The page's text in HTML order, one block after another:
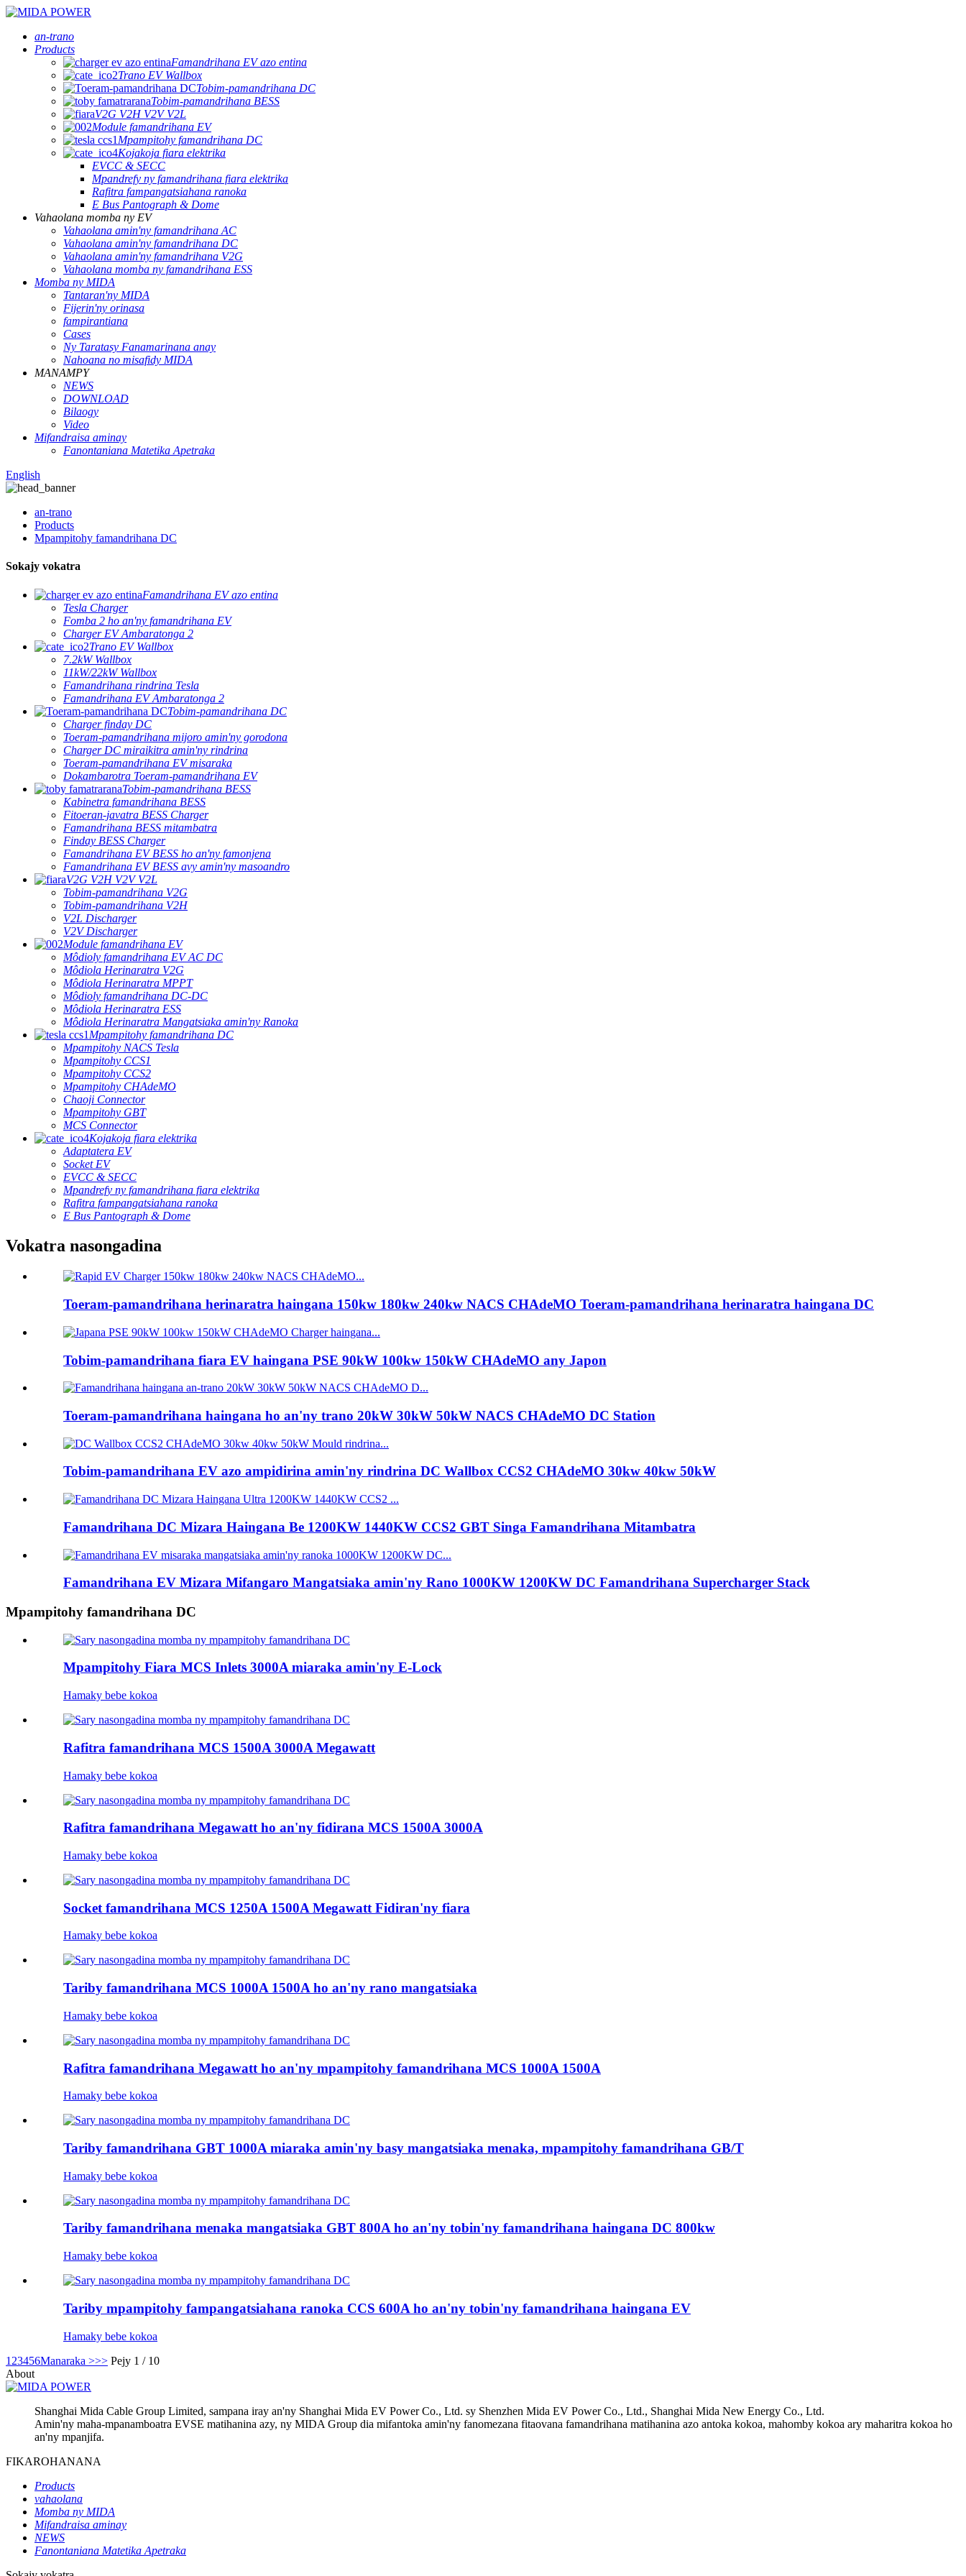
an-trano
Products
Famandrihana EV azo entina
Trano EV Wallbox
Tobim-pamandrihana DC
Tobim-pamandrihana BESS
V2G V2H V2V V2L
Module famandrihana EV
Mpampitohy famandrihana DC
Kojakoja fiara elektrika
EVCC & SECC
Mpandrefy ny famandrihana fiara elektrika
Rafitra fampangatsiahana ranoka
E Bus Pantograph & Dome
Vahaolana momba ny EV
Vahaolana amin'ny famandrihana AC
Vahaolana amin'ny famandrihana DC
Vahaolana amin'ny famandrihana V2G
Vahaolana momba ny famandrihana ESS
Momba ny MIDA
Tantaran'ny MIDA
Fijerin'ny orinasa
fampirantiana
Cases
Ny Taratasy Fanamarinana anay
Nahoana no misafidy MIDA
MANAMPY
NEWS
DOWNLOAD
Bilaogy
Video
Mifandraisa aminay
Fanontaniana Matetika Apetraka
English
an-trano
Products
Mpampitohy famandrihana DC
Sokajy vokatra
Famandrihana EV azo entina
Tesla Charger
Fomba 2 ho an'ny famandrihana EV
Charger EV Ambaratonga 2
Trano EV Wallbox
7.2kW Wallbox
11kW/22kW Wallbox
Famandrihana rindrina Tesla
Famandrihana EV Ambaratonga 2
Tobim-pamandrihana DC
Charger finday DC
Toeram-pamandrihana mijoro amin'ny gorodona
Charger DC miraikitra amin'ny rindrina
Toeram-pamandrihana EV misaraka
Dokambarotra Toeram-pamandrihana EV
Tobim-pamandrihana BESS
Kabinetra famandrihana BESS
Fitoeran-javatra BESS Charger
Famandrihana BESS mitambatra
Finday BESS Charger
Famandrihana EV BESS ho an'ny famonjena
Famandrihana EV BESS avy amin'ny masoandro
V2G V2H V2V V2L
Tobim-pamandrihana V2G
Tobim-pamandrihana V2H
V2L Discharger
V2V Discharger
Module famandrihana EV
Môdioly famandrihana EV AC DC
Môdiola Herinaratra V2G
Môdiola Herinaratra MPPT
Môdioly famandrihana DC-DC
Môdiola Herinaratra ESS
Môdiola Herinaratra Mangatsiaka amin'ny Ranoka
Mpampitohy famandrihana DC
Mpampitohy NACS Tesla
Mpampitohy CCS1
Mpampitohy CCS2
Mpampitohy CHAdeMO
Chaoji Connector
Mpampitohy GBT
MCS Connector
Kojakoja fiara elektrika
Adaptatera EV
Socket EV
EVCC & SECC
Mpandrefy ny famandrihana fiara elektrika
Rafitra fampangatsiahana ranoka
E Bus Pantograph & Dome
Vokatra nasongadina
Toeram-pamandrihana herinaratra haingana 150kw 180kw 240kw NACS CHAdeMO Toeram-pamandrihana herinaratra haingana DC
Tobim-pamandrihana fiara EV haingana PSE 90kW 100kw 150kW CHAdeMO any Japon
Toeram-pamandrihana haingana ho an'ny trano 20kW 30kW 50kW NACS CHAdeMO DC Station
Tobim-pamandrihana EV azo ampidirina amin'ny rindrina DC Wallbox CCS2 CHAdeMO 30kw 40kw 50kW
Famandrihana DC Mizara Haingana Be 1200KW 1440KW CCS2 GBT Singa Famandrihana Mitambatra
Famandrihana EV Mizara Mifangaro Mangatsiaka amin'ny Rano 1000KW 1200KW DC Famandrihana Supercharger Stack
Mpampitohy famandrihana DC
Mpampitohy Fiara MCS Inlets 3000A miaraka amin'ny E-Lock
Hamaky bebe kokoa
Rafitra famandrihana MCS 1500A 3000A Megawatt
Hamaky bebe kokoa
Rafitra famandrihana Megawatt ho an'ny fidirana MCS 1500A 3000A
Hamaky bebe kokoa
Socket famandrihana MCS 1250A 1500A Megawatt Fidiran'ny fiara
Hamaky bebe kokoa
Tariby famandrihana MCS 1000A 1500A ho an'ny rano mangatsiaka
Hamaky bebe kokoa
Rafitra famandrihana Megawatt ho an'ny mpampitohy famandrihana MCS 1000A 1500A
Hamaky bebe kokoa
Tariby famandrihana GBT 1000A miaraka amin'ny basy mangatsiaka menaka, mpampitohy famandrihana GB/T
Hamaky bebe kokoa
Tariby famandrihana menaka mangatsiaka GBT 800A ho an'ny tobin'ny famandrihana haingana DC 800kw
Hamaky bebe kokoa
Tariby mpampitohy fampangatsiahana ranoka CCS 600A ho an'ny tobin'ny famandrihana haingana EV
Hamaky bebe kokoa
1 23456Manaraka >>> Pejy 1 / 10
About
Shanghai Mida Cable Group Limited, sampana iray an'ny Shanghai Mida EV Power Co., Ltd. sy Shenzhen Mida EV Power Co., Ltd., Shanghai Mida New Energy Co., Ltd.
Amin'ny maha-mpanamboatra EVSE matihanina azy, ny MIDA Group dia mifantoka amin'ny fanomezana fitaovana famandrihana matihanina azo antoka kokoa, mahomby kokoa ary maharitra kokoa ho
an'ny mpanjifa.
FIKAROHANANA
Products
vahaolana
Momba ny MIDA
Mifandraisa aminay
NEWS
Fanontaniana Matetika Apetraka